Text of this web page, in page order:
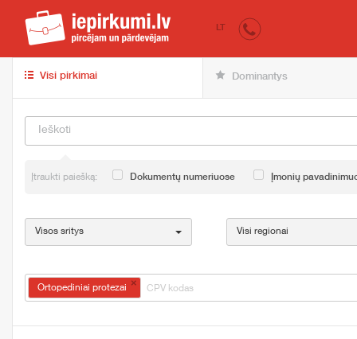
iepirkumi.lv
LT
Visi pirkimai Dominantys
Įtraukti paiešką: Dokumentų numeriuose Įmonių
Visos sritys Visi regionai
Ortopediniai protezai ×